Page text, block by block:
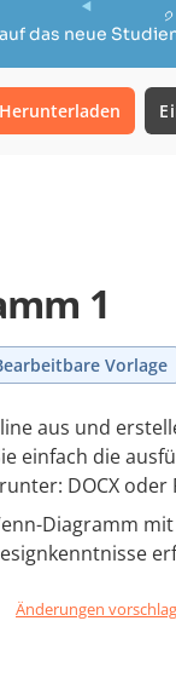
das neue
Herunterladen
1
Vorlage
aus und
einfach die
DOCX oder
Diagramm
Änderungen